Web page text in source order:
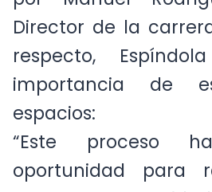
por Manuel
Director de la
respecto,
importancia de
espacios:
“Este proceso
oportunidad para